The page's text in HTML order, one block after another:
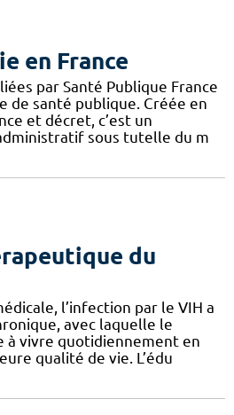
en France
par Santé Publique France
de santé publique. Créée en
et décret, c’est un
sous tutelle du m
du
l’infection par le VIH a
avec laquelle le
à vivre quotidiennement en
qualité de vie. L’édu